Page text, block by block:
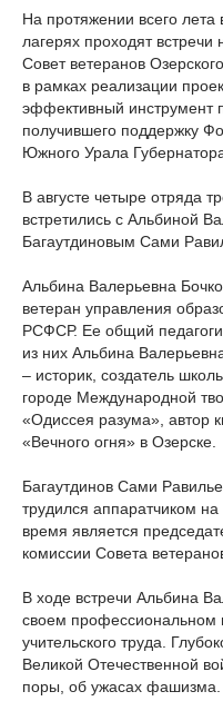
На протяжении всего лета
лагерях проходят встречи
Совет ветеранов
в рамках реализации
эффективный инструмент
получившего поддержку
Южного Урала
В августе четыре отряда
встретились с Альбиной
Багаутдиновым Сами
Альбина Валерьевна
ветеран управления
РСФСР. Ее общий
из них Альбина
– историк, создатель
городе Международной
«Одиссея разума», автор
«Вечного огня» в Озерске.
Багаутдинов Сами
трудился аппаратчиком
время является
комиссии Совета
В ходе встречи Альбина
своем профессиональном
учительского труда.
Великой Отечественной
поры, об ужасах фашизма.